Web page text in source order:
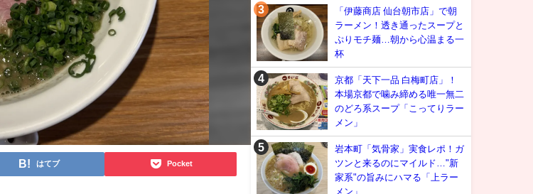
はてブ Pocket
「伊藤商店 仙台朝市店」で朝
ラーメン！透き通ったスープと
ぷりモチ麺…朝から心温まる一
杯
京都「天下一品 白梅町店」！
本場京都で噛み締める唯一無二
のどろ系スープ「こってりラー
メン」
岩本町「気骨家」実食レポ！ガ
ツンと来るのにマイルド…"新
家系"の旨みにハマる「上ラー
メン」